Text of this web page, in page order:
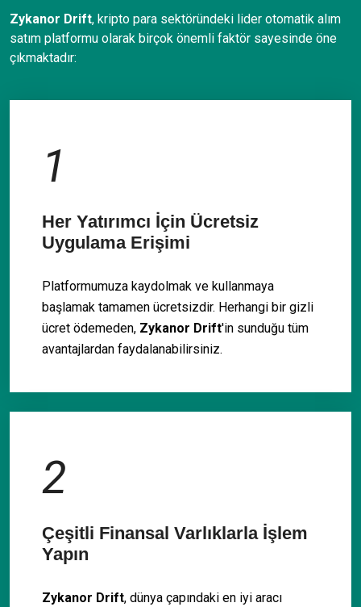
Zykanor Drift, kripto para sektöründeki lider otomatik alım
satım platformu olarak birçok önemli faktör sayesinde öne
çıkmaktadır:
1
Her Yatırımcı İçin Ücretsiz
Uygulama Erişimi
Platformumuza kaydolmak ve kullanmaya
başlamak tamamen ücretsizdir. Herhangi bir gizli
ücret ödemeden, Zykanor Drift'in sunduğu tüm
avantajlardan faydalanabilirsiniz.
2
Çeşitli Finansal Varlıklarla İşlem
Yapın
Zykanor Drift, dünya çapındaki en iyi aracı